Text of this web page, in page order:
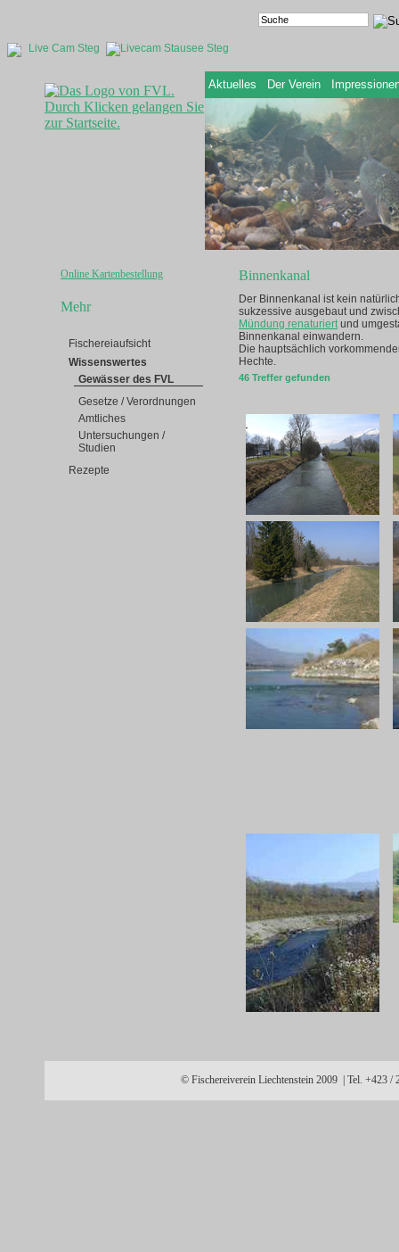
Live Cam Steg
Aktuelles Der Verein
Online Kartenbestellung
Mehr
Fischereiaufsicht
Wissenswertes
Gewässer des FVL
Gesetze / Verordnungen
Amtliches
Untersuchungen /
Studien
Rezepte
Binnenkanal
Der Binnenkanal ist kein
sukzessive ausgebaut und
Mündung renaturiertund
Binnenkanal einwandern.
Die hauptsächlich
Hechte.
46 Treffer gefunden
© Fischereiverein Liechtenstein 2009 | Tel. +423